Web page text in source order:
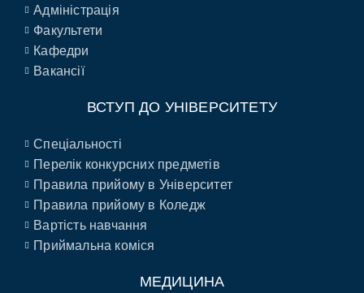
Адміністрація
Факультети
Кафедри
Вакансії
ВСТУП ДО УНІВЕРСИТЕТУ
Спеціальності
Перелік конкурсних предметів
Правила прийому в Університет
Правила прийому в Коледж
Вартість навчання
Приймальна коміся
МЕДИЦИНА